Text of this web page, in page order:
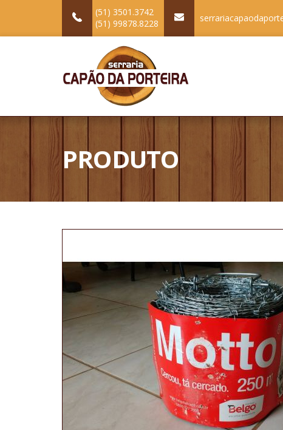
(51) 3501.3742
(51) 99878.8228
PRODUTO